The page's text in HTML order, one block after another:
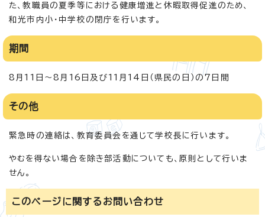
た、教職員の夏季等における健康増進と休暇取得促進のため、
和光市内小・中学校の閉庁を行います。
期間
8月11日～8月16日及び11月14日（県民の日）の7日間
その他
緊急時の連絡は、教育委員会を通じて学校長に行います。
やむを得ない場合を除き部活動についても、原則として行いま
せん。
このページに関する お問い合わせ